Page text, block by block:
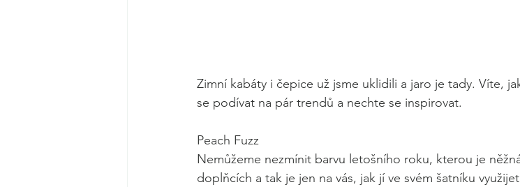
Zimní kabáty i čepice už jsme uklidili a jaro je tady. Víte,
se podívat na pár trendů a nechte se inspirovat.
Peach Fuzz
Nemůžeme nezmínit barvu letošního roku, kterou je
doplňcích a tak je jen na vás, jak jí ve svém šatníku